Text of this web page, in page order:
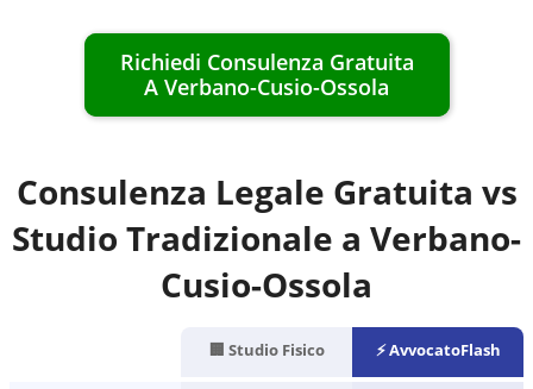
Richiedi Consulenza Gratuita
A Verbano-Cusio-Ossola
Consulenza Legale Gratuita vs
Studio Tradizionale a Verbano-
Cusio-Ossola
🏢 Studio Fisico ⚡ AvvocatoFlash